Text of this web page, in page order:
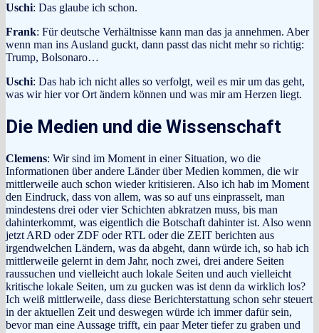
Uschi: Das glaube ich schon.
Frank: Für deutsche Verhältnisse kann man das ja annehmen. Aber
wenn man ins Ausland guckt, dann passt das nicht mehr so richtig:
Trump, Bolsonaro…
Uschi: Das hab ich nicht alles so verfolgt, weil es mir um das geht,
was wir hier vor Ort ändern können und was mir am Herzen liegt.
Die Medien und die Wissenschaft
Clemens: Wir sind im Moment in einer Situation, wo die
Informationen über andere Länder über Medien kommen, die wir
mittlerweile auch schon wieder kritisieren. Also ich hab im Moment
den Eindruck, dass von allem, was so auf uns einprasselt, man
mindestens drei oder vier Schichten abkratzen muss, bis man
dahinterkommt, was eigentlich die Botschaft dahinter ist. Also wenn
jetzt ARD oder ZDF oder RTL oder die ZEIT berichten aus
irgendwelchen Ländern, was da abgeht, dann würde ich, so hab ich
mittlerweile gelernt in dem Jahr, noch zwei, drei andere Seiten
raussuchen und vielleicht auch lokale Seiten und auch vielleicht
kritische lokale Seiten, um zu gucken was ist denn da wirklich los?
Ich weiß mittlerweile, dass diese Berichterstattung schon sehr steuert
in der aktuellen Zeit und deswegen würde ich immer dafür sein,
bevor man eine Aussage trifft, ein paar Meter tiefer zu graben und